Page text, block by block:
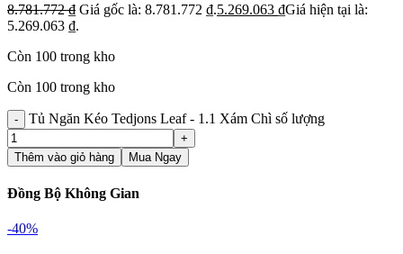
8.781.772₫ Giá gốc là: 8.781.772 ₫.5.269.063 ₫Giá hiện tại là:
5.269.063 ₫.
Còn 100 trong kho
Còn 100 trong kho
Tủ Ngăn Kéo Tedjons Leaf - 1.1 Xám Chì số lượng
Thêm vào giỏ hàng Mua Ngay
Đồng Bộ Không Gian
-40%